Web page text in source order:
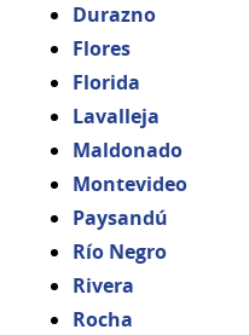
Durazno
Flores
Florida
Lavalleja
Maldonado
Montevideo
Paysandú
Río Negro
Rivera
Rocha